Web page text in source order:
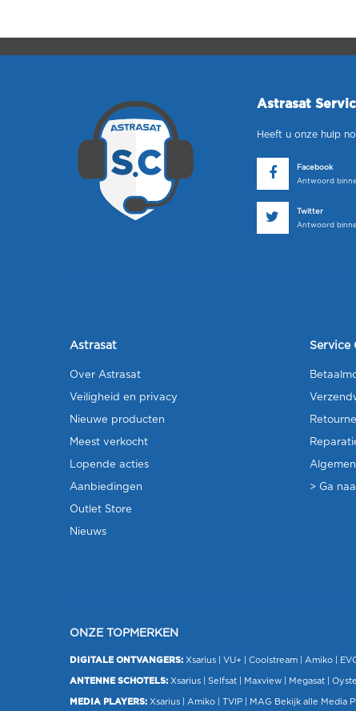
Astrasat
Heeft u onze hulp
Facebook
Antwoord
Twitter
Antwoord
Astrasat
Over Astrasat
Veiligheid en privacy
Nieuwe producten
Meest verkocht
Lopende acties
Aanbiedingen
Outlet Store
Nieuws
Service
> Ga
ONZE TOPMERKEN
DIGITALE ONTVANGERS: Xsarius VU+ | Coolstream | Amiko
ANTENNE SCHOTELS: Xsarius Selfsat Maxview Megasat |
MEDIA PLAYERS: Xsarius Amiko TVIP MAG Bekijk alle Media